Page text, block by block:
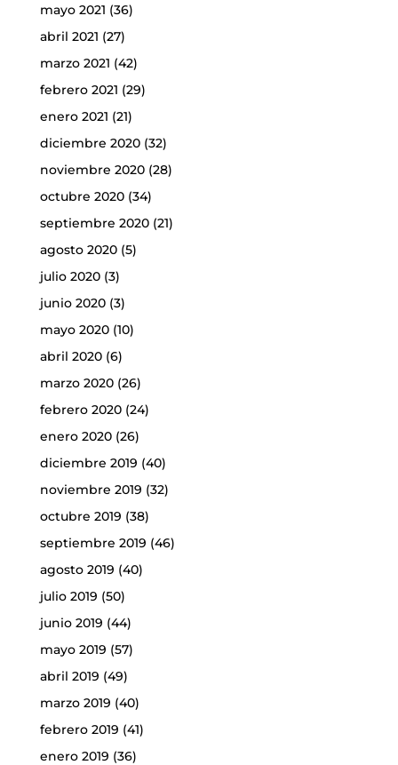
mayo 2021 (36)
abril 2021 (27)
marzo 2021 (42)
febrero 2021 (29)
enero 2021 (21)
diciembre 2020(32)
noviembre 2020(28)
octubre 2020(34)
septiembre 2020(21)
agosto 2020(5)
julio 2020(3)
junio 2020(3)
mayo 2020(10)
abril 2020(6)
marzo 2020(26)
febrero 2020(24)
enero 2020(26)
diciembre 2019 (40)
noviembre 2019 (32)
octubre 2019 (38)
septiembre 2019 (46)
agosto 2019 (40)
julio 2019 (50)
junio 2019 (44)
mayo 2019 (57)
abril 2019 (49)
marzo 2019 (40)
febrero 2019 (41)
enero 2019 (36)